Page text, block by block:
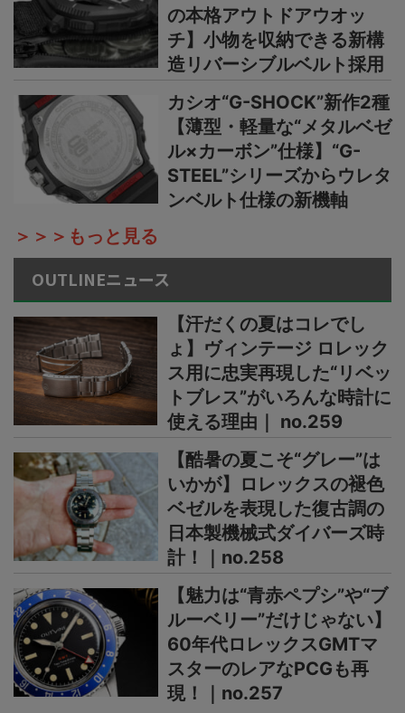
の本格アウトドアウオッ
チ】小物を収納できる新構
造リバーシブルベルト採用
カシオ“G-SHOCK”新作2種
【薄型・軽量な“メタルベゼ
ル×カーボン”仕様】“G-
STEEL”シリーズからウレタ
ンベルト仕様の新機軸
＞＞＞もっと見る
OUTLINEニュース
【汗だくの夏はコレでし
ょ】ヴィンテージ ロレック
ス用に忠実再現した“リベッ
トブレス”がいろんな時計に
使える理由｜ no.259
【酷暑の夏こそ“グレー”は
いかが】ロレックスの褪色
ベゼルを表現した復古調の
日本製機械式ダイバーズ時
計！｜no.258
【魅力は“青赤ペプシ”や“ブ
ルーベリー”だけじゃない】
60年代ロレックスGMTマ
スターのレアなPCGも再
現！｜no.257